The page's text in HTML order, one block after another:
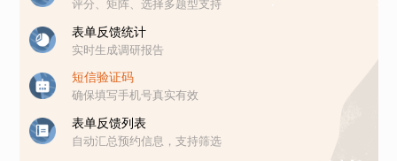
评分、矩阵、选择多题型支持
表单反馈统计
实时生成调研报告
短信验证码
确保填写手机号真实有效
表单反馈列表
自动汇总预约信息，支持筛选